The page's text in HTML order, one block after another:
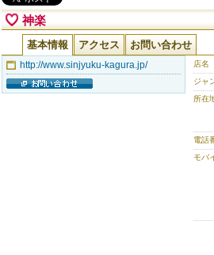
神楽
基本情報 アクセス お問い合わせ
http://www.sinjyuku-kagura.jp/
店名
ジャ
所在
電話
モバ